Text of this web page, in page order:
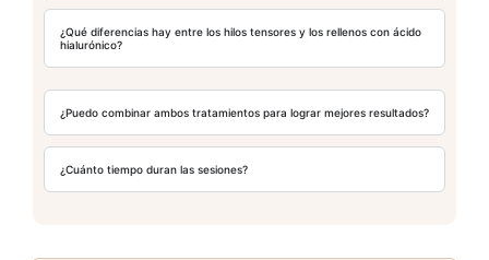
¿Qué diferencias hay entre los hilos tensores y los rellenos con ácido
hialurónico?
¿Puedo combinar ambos tratamientos para lograr mejores resultados?
¿Cuánto tiempo duran las sesiones?